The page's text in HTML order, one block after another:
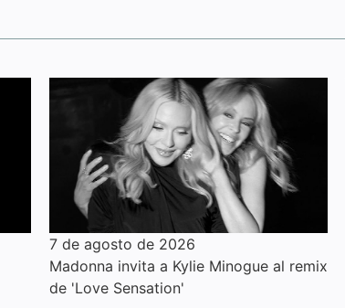
7 de agosto de 2026
Madonna invita a Kylie Minogue al remix
de 'Love Sensation'